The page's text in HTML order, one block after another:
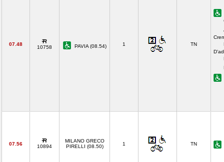
07.48
10758 PAVIA (08.54) 1 TN
07.56 10894
MILANO GRECO
PIRELLI (08.50)
1 TN